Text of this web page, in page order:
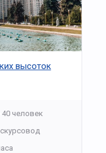
с собой. В
елка и,
волшебник Дед
высоток
40 человек